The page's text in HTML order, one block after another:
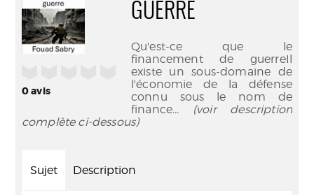
0avis
GUERRE
Qu'est-ce que le
financement de guerreIl
existe un sous-domaine de
l'économie de la défense
connu sous le nom de
finance... (voir description
complète ci-dessous)
Sujet Description